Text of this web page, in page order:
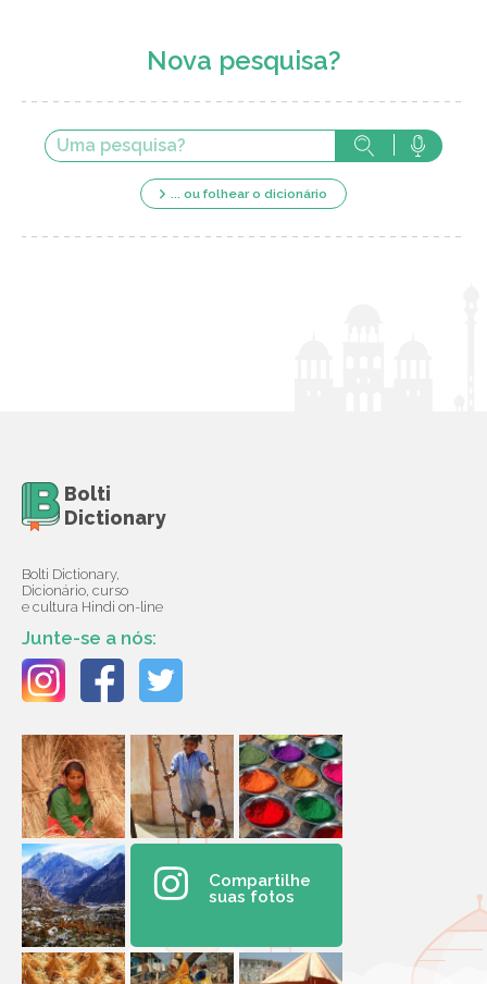
Nova pesquisa?
... ou folhear o dicionário
Bolti
Dictionary
Bolti Dictionary,
Dicionário, curso
e cultura Hindi on-line
Junte-se a nós:
Compartilhe
suas fotos